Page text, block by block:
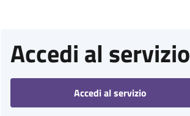
Accedi al servizio
Accedi al servizio